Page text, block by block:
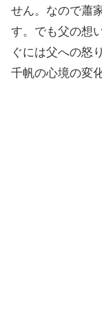
せん。なので蕭
す。でも父の想
ぐには父への怒
千帆の心境の変